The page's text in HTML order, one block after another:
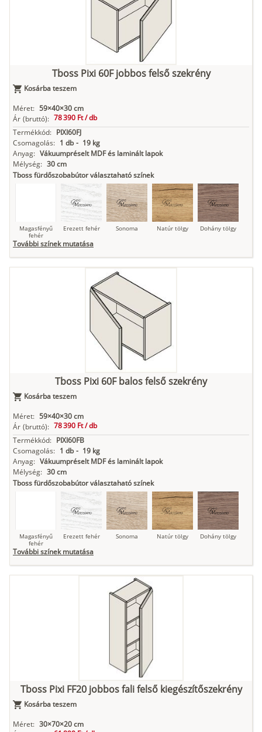
Nádzöld Füstös zöld
Antracit Matt fekete
Tboss Pixi 60F jobbos felső szekrény
Kosárba teszem
Méret: 59×40×30 cm
Ár (bruttó): 78 390 Ft /db
Termékkód: PIXI60FJ
Csomagolás: 1 db - 19 kg
Anyag: Vákuumpréselt MDF és laminált lapok
Mélység: 30 cm
Tboss fürdőszobabútor választaható színek
Magasfényű
fehér
Erezett fehér Sonoma Natúr tölgy Dohány tölgy
Grafit fa Loft beton
Nádzöld Füstös zöld
Antracit Matt fekete
További színek mutatása
Tboss Pixi 60F balos felső szekrény
Kosárba teszem
Méret: 59×40×30 cm
Ár (bruttó): 78 390 Ft /db
Termékkód: PIXI60FB
Csomagolás: 1 db - 19 kg
Anyag: Vákuumpréselt MDF és laminált lapok
Mélység: 30 cm
Tboss fürdőszobabútor választaható színek
Magasfényű
fehér
Erezett fehér Sonoma Natúr tölgy Dohány tölgy
Loft beton
Nádzöld
Antracit Matt fekete
További színek mutatása
Tboss Pixi FF20 jobbos fali felső kiegészítőszekrény
Kosárba teszem
Méret: 30×70×20 cm